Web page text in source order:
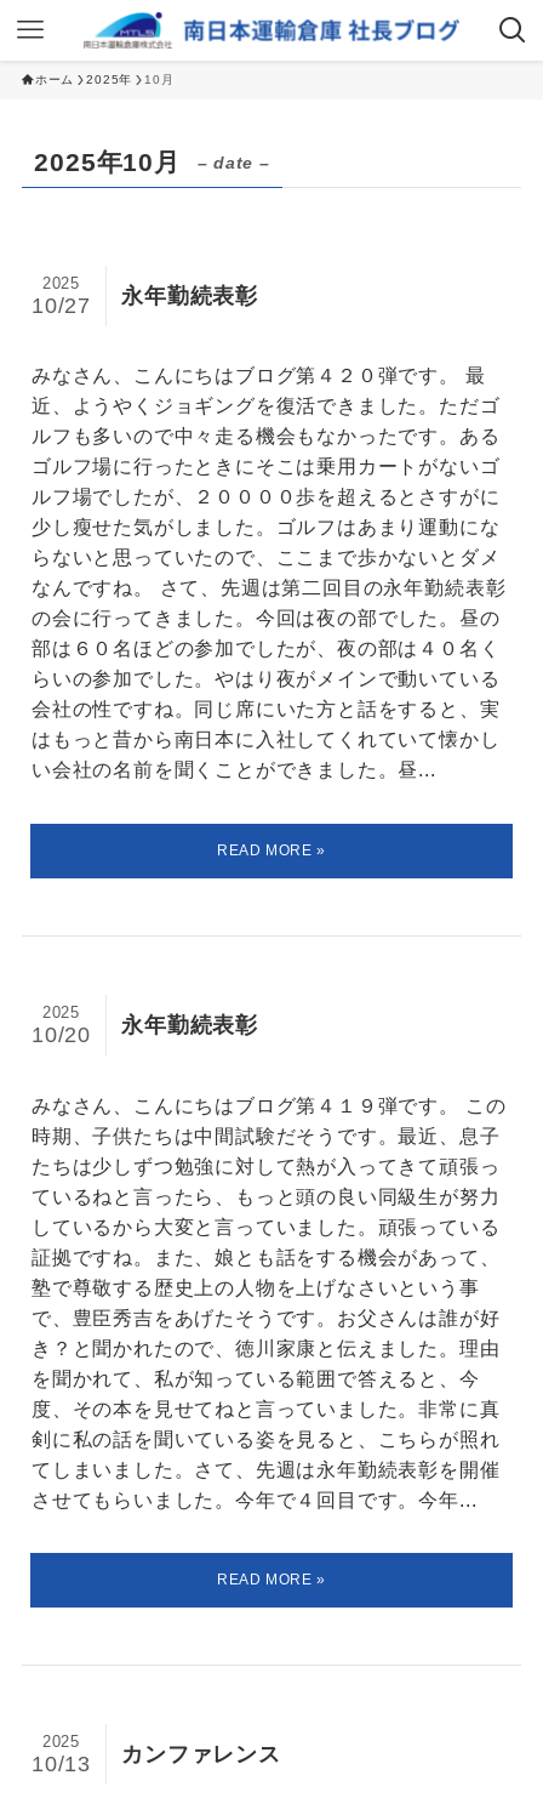
ホーム 2025年 10月
2025年10月 – date –
永年勤続表彰
2025
10/27
みなさん、こんにちはブログ第４２０弾です。 最
近、ようやくジョギングを復活できました。ただゴ
ルフも多いので中々走る機会もなかったです。ある
ゴルフ場に行ったときにそこは乗用カートがないゴ
ルフ場でしたが、２００００歩を超えるとさすがに
少し瘦せた気がしました。ゴルフはあまり運動にな
らないと思っていたので、ここまで歩かないとダメ
なんですね。 さて、先週は第二回目の永年勤続表彰
の会に行ってきました。今回は夜の部でした。昼の
部は６０名ほどの参加でしたが、夜の部は４０名く
らいの参加でした。やはり夜がメインで動いている
会社の性ですね。同じ席にいた方と話をすると、実
はもっと昔から南日本に入社してくれていて懐かし
い会社の名前を聞くことができました。昼...
永年勤続表彰
2025
10/20
みなさん、こんにちはブログ第４１９弾です。 この
時期、子供たちは中間試験だそうです。最近、息子
たちは少しずつ勉強に対して熱が入ってきて頑張っ
ているねと言ったら、もっと頭の良い同級生が努力
しているから大変と言っていました。頑張っている
証拠ですね。また、娘とも話をする機会があって、
塾で尊敬する歴史上の人物を上げなさいという事
で、豊臣秀吉をあげたそうです。お父さんは誰が好
き？と聞かれたので、徳川家康と伝えました。理由
を聞かれて、私が知っている範囲で答えると、今
度、その本を見せてねと言っていました。非常に真
剣に私の話を聞いている姿を見ると、こちらが照れ
てしまいました。さて、先週は永年勤続表彰を開催
させてもらいました。今年で４回目です。今年...
カンファレンス
2025
10/13